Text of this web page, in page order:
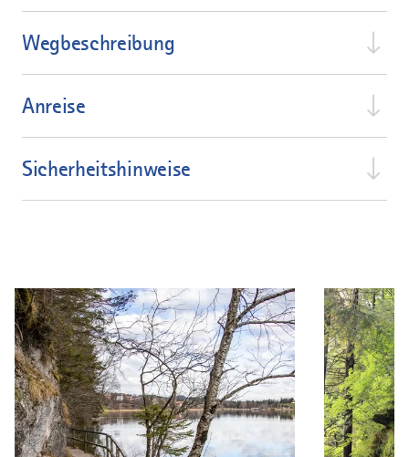
Wegbeschreibung
Anreise
Sicherheitshinweise